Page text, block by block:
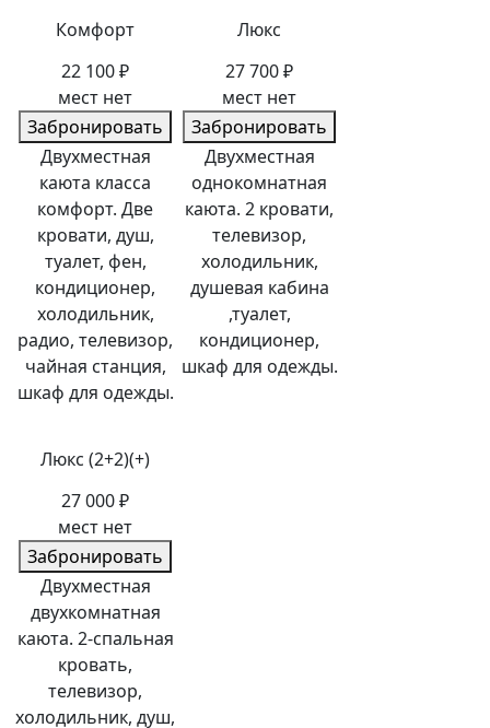
Комфорт
22 100 ₽
мест нет
Забронировать
Двухместная
каюта класса
комфорт. Две
кровати, душ,
туалет, фен,
кондиционер,
холодильник,
радио, телевизор,
чайная станция,
шкаф для одежды.
Люкс
27 700 ₽
мест нет
Забронировать
Двухместная
однокомнатная
каюта. 2 кровати,
телевизор,
холодильник,
душевая кабина
,туалет,
кондиционер,
шкаф для одежды.
Люкс (2+2)(+)
27 000 ₽
мест нет
Забронировать
Двухместная
двухкомнатная
каюта. 2-спальная
кровать,
телевизор,
холодильник, душ,